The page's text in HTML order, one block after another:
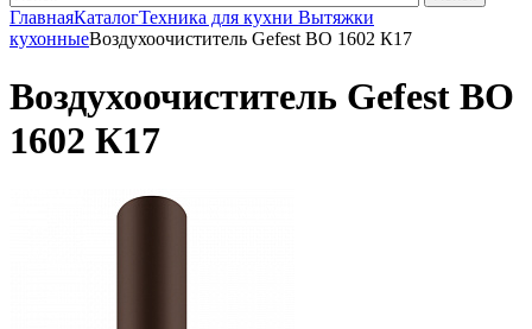
ГлавнаяКаталогТехника для кухни Вытяжки
кухонныеВоздухоочиститель Gefest ВО 1602 К17
Воздухоочиститель Gefest ВО
1602 К17